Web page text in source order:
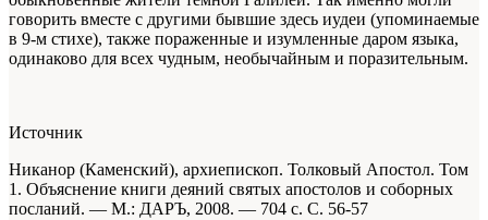
говорить вместе с другими бывшие здесь иудеи (упоминаемые
в 9-м стихе), также пораженные и изумленные даром языка,
одинаково для всех чудным, необычайным и поразительным.
Источник
Никанор (Каменский), архиепископ. Толковый Апостол. Том
1. Объяснение книги деяний святых апостолов и соборных
посланий. — М.: ДАРЪ, 2008. — 704 с. С. 56-57